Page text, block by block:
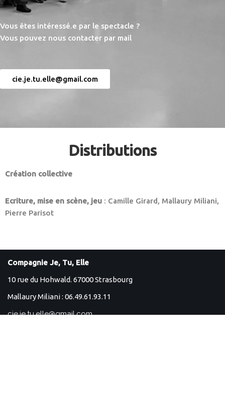
Vous êtes intéressé.e par le spectacle ?
Vous pouvez nous contacter par mail
cie.je.tu.elle@gmail.com
Distributions
Création collective
Ecriture, mise en scène, jeu : Camille Girard, Mallaury Miliani,
Pierre Parisot
Compagnie Je, Tu, Elle
10 rue du Hohwald. 67000 Strasbourg
Mallaury Miliani : 06.49.61.93.11
cie.je.tu.elle@gmail.com